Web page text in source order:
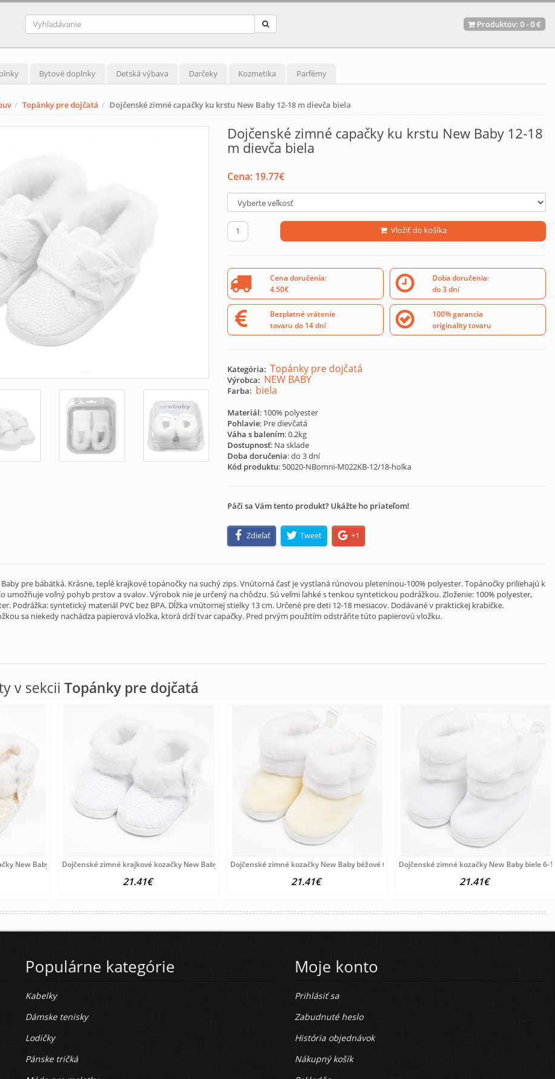
Produktov: 0-0 €
Bytové doplnky Detská výbava Darčeky Kozmetika Parfémy
Topánky pre dojčatá Dojčenské zimné capačky ku krstu New Baby 12-18 m dievča biela
Dojčenské zimné capačky ku krstu New Baby 12-18
m dievča biela
Cena: 19.77€
Vložiť do košíka
Cena doručenia:
4.50€
Doba doručenia:
do 3 dní
Bezplatné vrátenie
tovaru do 14 dní
100% garancia
originality tovaru
Kategória: Topánky pre dojčatá
Výrobca: NEW BABY
Farba: biela
Materiál: 100% polyester
Pohlavie: Pre dievčatá
Váha s balením: 0.2kg
Dostupnosť: Na sklade
Doba doručenia: do 3 dní
Kód produktu: 50020-NBomni-M022KB-12/18-holka
Páči sa Vám tento produkt? Ukážte ho priateľom!
Zdieľať Tweet +1
pre bábätká. Krásne, teplé krajkové topánočky na suchý zips. Vnútorná časť je vystlaná rúnovou pleteninou-100% polyester. Topánočky priliehajú k
umožňuje voľný pohyb prstov a svalov. Výrobok nie je určený na chôdzu. Sú veľmi ľahké s tenkou syntetickou podrážkou. Zloženie: 100% polyester,
Podrážka: syntetický materiál PVC bez BPA. Dĺžka vnútornej stielky 13 cm. Určené pre deti 12-18 mesiacov. Dodávané v praktickej krabičke.
sa niekedy nachádza papierová vložka, ktorá drží tvar capačky. Pred prvým použitím odstráňte túto papierovú vložku.
v sekcii Topánky pre dojčatá
New Baby 6-12 m béžovéDojčenské zimné krajkové kozačky New Baby 6-12 m biele
21.41€
Dojčenské zimné kozačky New Baby béžové 6-12 m
21.41€
Dojčenské zimné kozačky New Baby biele 6-
21.41€
Populárne kategórie
Kabelky
Dámske tenisky
Lodičky
Pánske tričká
Moje konto
Prihlásiť sa
Zabudnuté heslo
História objednávok
Nákupný košík